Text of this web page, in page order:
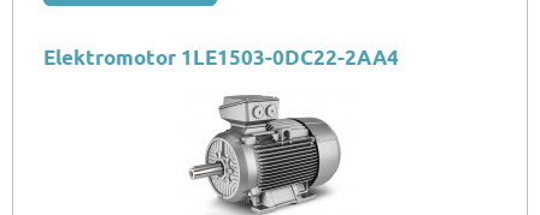
Elektromotor 1LE1503-0DC22-2AA4